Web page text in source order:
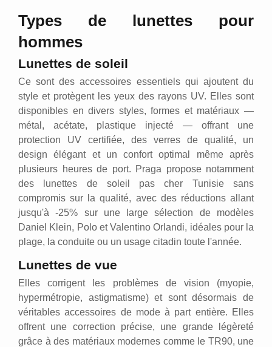
Types de lunettes pour
hommes
Lunettes de soleil
Ce sont des accessoires essentiels qui ajoutent du
style et protègent les yeux des rayons UV. Elles sont
disponibles en divers styles, formes et matériaux —
métal, acétate, plastique injecté — offrant une
protection UV certifiée, des verres de qualité, un
design élégant et un confort optimal même après
plusieurs heures de port. Praga propose notamment
des lunettes de soleil pas cher Tunisie sans
compromis sur la qualité, avec des réductions allant
jusqu'à -25% sur une large sélection de modèles
Daniel Klein, Polo et Valentino Orlandi, idéales pour la
plage, la conduite ou un usage citadin toute l'année.
Lunettes de vue
Elles corrigent les problèmes de vision (myopie,
hypermétropie, astigmatisme) et sont désormais de
véritables accessoires de mode à part entière. Elles
offrent une correction précise, une grande légèreté
grâce à des matériaux modernes comme le TR90, une